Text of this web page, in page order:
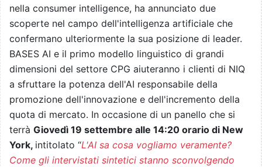
nella consumer intelligence, ha annunciato due
scoperte nel campo dell'intelligenza artificiale che
confermano ulteriormente la sua posizione di leader.
BASES AI e il primo modello linguistico di grandi
dimensioni del settore CPG aiuteranno i clienti di NIQ
a sfruttare la potenza dell'AI responsabile della
promozione dell'innovazione e dell'incremento della
quota di mercato. In occasione di un panello che si
terrà Giovedì 19 settembre alle 14:20 orario di New
York, intitolato “L'AI sa cosa vogliamo veramente?
Come gli intervistati sintetici stanno sconvolgendo